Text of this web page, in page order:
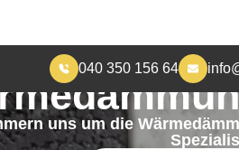
MEHR WOHNKOMFORT,
uns um die